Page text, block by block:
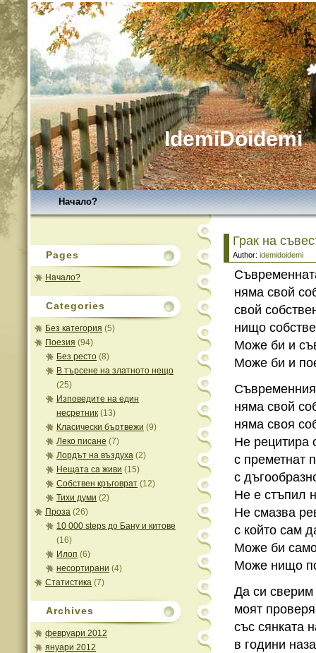
IdemiDoidemi
Начало?
Pages
Начало?
Categories
Без категория (5)
Поезия (94)
Без ресто (8)
В търсене на златното нещо
(25)
Изповедите на един
несретник (13)
Класически бъртвежи (9)
Леко писане (7)
Лордът на въздуха (2)
Нещата са живи (15)
Собствен кръговрат (12)
Тихи думи (2)
Проза (26)
10 000 steps до Бану и китове
(16)
Илоп (6)
несортирани (4)
Статистика (7)
Archives
февруари 2012
януари 2012
Грак на
Author: idemidoidemi
няма свой
свой
нищо
Може би и
Може би и
няма свой
няма своя
Не рецитира
с преметнат
с
Не е стъпил
Не смазва
с който сам
Може би
Може нищо
Да си сверим
моят
със сянката
в години